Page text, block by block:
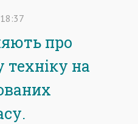
18:37
про
на